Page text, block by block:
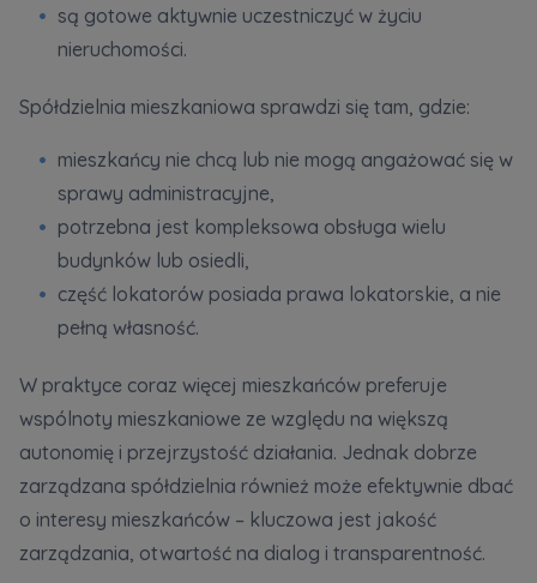
są gotowe aktywnie uczestniczyć w życiu
nieruchomości.
Spółdzielnia mieszkaniowa sprawdzi się tam, gdzie:
mieszkańcy nie chcą lub nie mogą angażować się w
sprawy administracyjne,
potrzebna jest kompleksowa obsługa wielu
budynków lub osiedli,
część lokatorów posiada prawa lokatorskie, a nie
pełną własność.
W praktyce coraz więcej mieszkańców preferuje
wspólnoty mieszkaniowe ze względu na większą
autonomię i przejrzystość działania. Jednak dobrze
zarządzana spółdzielnia również może efektywnie dbać
o interesy mieszkańców – kluczowa jest jakość
zarządzania, otwartość na dialog i transparentność.